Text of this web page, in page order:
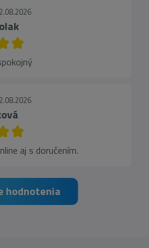
aj s doručením.
hodnotenia